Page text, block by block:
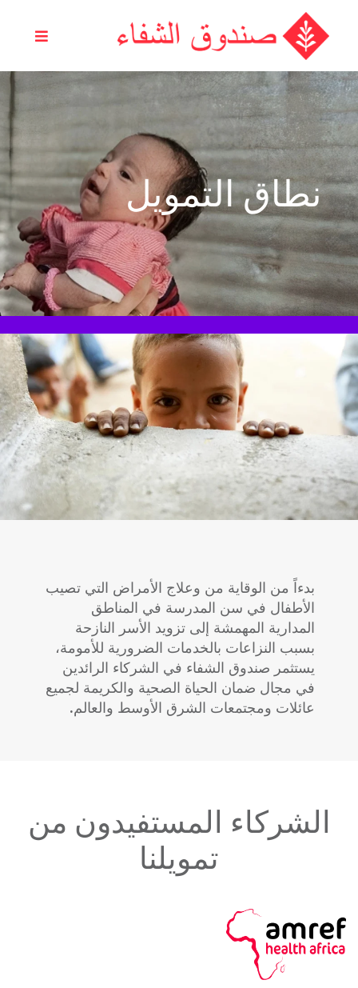
Skip to content
نطاق التمويل
بدءاً من الوقاية من وعلاج الأمراض التي تصيب
الأطفال في سن المدرسة في المناطق
المدارية المهمشة إلى تزويد الأسر النازحة
بسبب النزاعات بالخدمات الضرورية للأمومة،
يستثمر صندوق الشفاء في الشركاء الرائدين
في مجال ضمان الحياة الصحية والكريمة لجميع
عائلات ومجتمعات الشرق الأوسط والعالم.
الشركاء المستفيدون من
تمويلنا